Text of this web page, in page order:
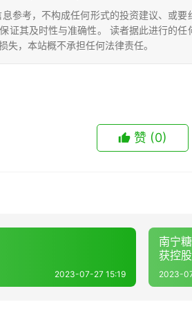
参考，不构成任何形式的投资建议、或
证其及时性与准确性。 读者据此进行的
失，本站概不承担任何法律责任。
赞 (0)
2023-07-27 15:19
南宁
获控
2023-